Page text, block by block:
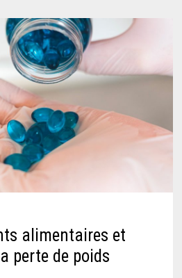
alimentaires et
perte de poids